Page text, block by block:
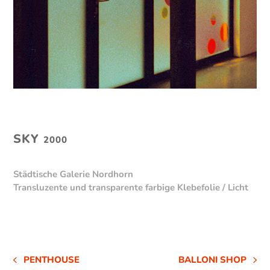
SKY 2000
Städtische Galerie Nordhorn
Transluzente und transparente farbige Klebefolie / Licht
VORHERIGER
PENTHOUSE NÄCHSTER
BALLONI SHOP